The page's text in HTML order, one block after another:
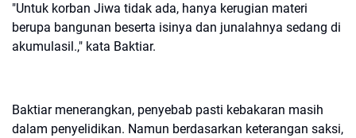
"Untuk korban Jiwa tidak ada, hanya kerugian materi
berupa bangunan beserta isinya dan junalahnya sedang di
akumulasil.," kata Baktiar.
Baktiar menerangkan, penyebab pasti kebakaran masih
dalam penyelidikan. Namun berdasarkan keterangan saksi,